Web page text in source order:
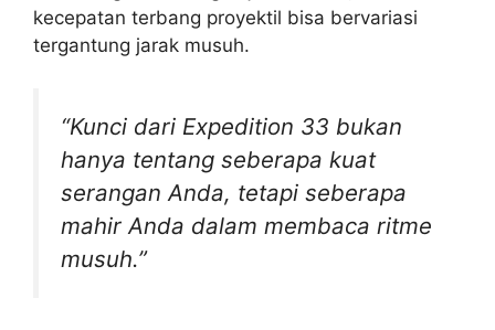
kecepatan terbang proyektil bisa bervariasi
tergantung jarak musuh.
“Kunci dari Expedition 33 bukan
hanya tentang seberapa kuat
serangan Anda, tetapi seberapa
mahir Anda dalam membaca ritme
musuh.”